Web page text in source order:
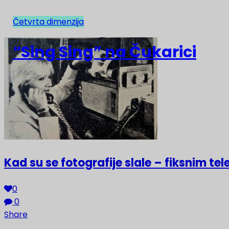
NAJNOVIJE
Kad su se fotografije slale – fiksnim
0
0
Share
Četvrta dimenzija
“Sing Sing” na Čukarici